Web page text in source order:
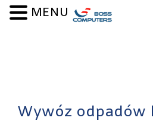
Wywóz odpadów
MENU